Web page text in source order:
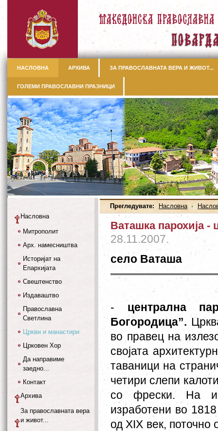
НАСЛОВНА АРХИВА ЗА ПРАВОСЛАВНАТА ВЕРА И ЖИВОТ...
ГОЛЕМИ ПРАВОСЛАВНИ ПРАЗНИЦИ
Прегледувате: Насловна
Ваташка парохија -
28.11.2007.
село Ваташа
- централна
Богородица”.
во правец на
својата
таваници на
четири слепи
со фрески. На
изработени во
од XIX век, поточно
Насловна
Митрополит
Арх. намесништва
Историјат на
Епархијата
Свештенство
Издаваштво
Православна
Светлина
Цркви и манастири
Црковен Хор
Да направиме
заедно...
Контакт
Архива
За православната вера
и живот...